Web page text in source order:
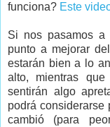
funciona? Este
Si nos pasamos a
punto a mejorar
estarán bien a lo
alto, mientras
sentirán algo
podrá considerarse
cambió (para